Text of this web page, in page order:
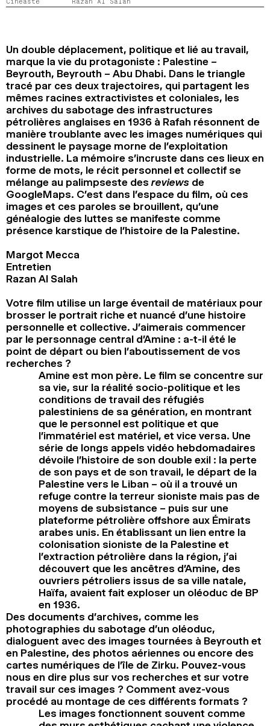
2024
2022
2020
2018
Un double déplacement, politique et lié au travail,
marque la vie du protagoniste : Palestine –
Beyrouth, Beyrouth – Abu Dhabi. Dans le triangle
tracé par ces deux trajectoires, qui partagent les
mêmes racines extractivistes et coloniales, les
archives du sabotage des infrastructures
pétrolières anglaises en 1936 à Rafah résonnent de
manière troublante avec les images numériques qui
dessinent le paysage morne de l’exploitation
industrielle. La mémoire s’incruste dans ces lieux en
forme de mots, le récit personnel et collectif se
mélange au palimpseste des reviews de
GoogleMaps. C’est dans l’espace du film, où ces
images et ces paroles se brouillent, qu’une
généalogie des luttes se manifeste comme
présence karstique de l’histoire de la Palestine.
Margot Mecca
Entretien
Razan Al Salah
Votre film utilise un large éventail de matériaux pour
brosser le portrait riche et nuancé d’une histoire
personnelle et collective. J’aimerais commencer
par le personnage central d’Amine : a-t-il été le
point de départ ou bien l’aboutissement de vos
recherches ?
Amine est mon père. Le film se concentre sur
sa vie, sur la réalité socio-politique et les
conditions de travail des réfugiés
palestiniens de sa génération, en montrant
que le personnel est politique et que
l’immatériel est matériel, et vice versa. Une
série de longs appels vidéo hebdomadaires
dévoile l’histoire de son double exil : la perte
de son pays et de son travail, le départ de la
Palestine vers le Liban – où il a trouvé un
refuge contre la terreur sioniste mais pas de
moyens de subsistance – puis sur une
plateforme pétrolière offshore aux Émirats
arabes unis. En établissant un lien entre la
colonisation sioniste de la Palestine et
l’extraction pétrolière dans la région, j’ai
découvert que les ancêtres d’Amine, des
ouvriers pétroliers issus de sa ville natale,
Haïfa, avaient fait exploser un oléoduc de BP
en 1936.
Des documents d’archives, comme les
photographies du sabotage d’un oléoduc,
dialoguent avec des images tournées à Beyrouth et
en Palestine, des photos aériennes ou encore des
cartes numériques de l’île de Zirku. Pouvez-vous
nous en dire plus sur vos recherches et sur votre
travail sur ces images ? Comment avez-vous
procédé au montage de ces différents formats ?
Les images fonctionnent souvent comme